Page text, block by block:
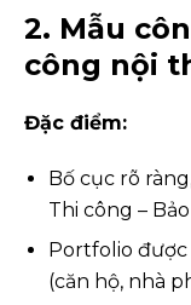
2. Mẫu
công nội
Đặc điểm:
Bố cục rõ
Thi công –
Portfolio
(căn hộ, nhà